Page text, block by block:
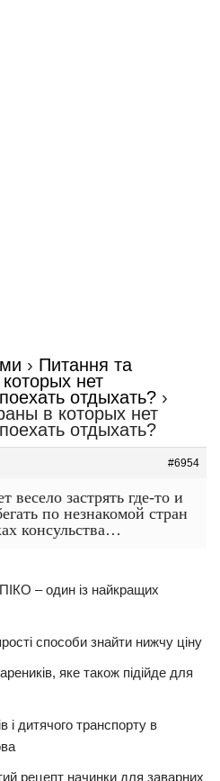
› Питання та
нет
отдыхать? ›
в которых нет
отдыхать?
#6954
весело застрять где-то и
по незнакомой стран
консульства…
– один із найкращих
способи знайти нижчу ціну
яке також підійде для
і дитячого транспорту в
рецепт начинки для заварних